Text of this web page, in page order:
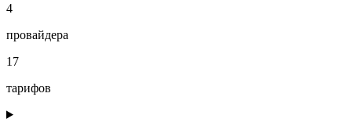
4
провайдера
17
тарифов